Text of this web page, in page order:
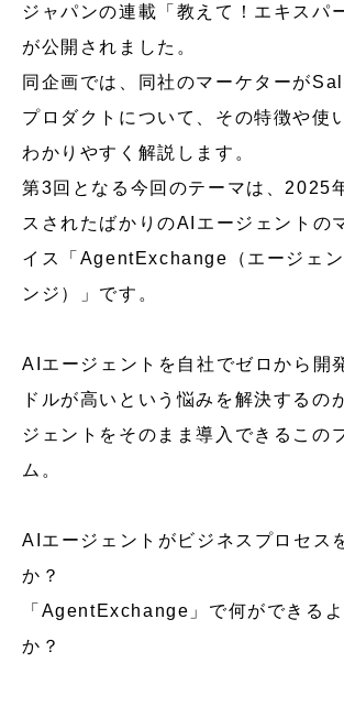
ジャパンの連載「教えて！エキスパ
が公開されました。
同企画では、同社のマーケターが
プロダクトについて、その特徴や使
わかりやすく解説します。
第3回となる今回のテーマは、2025
スされたばかりのAIエージェントの
イス「AgentExchange（エージェ
ンジ）」です。
AIエージェントを自社でゼロから開
ドルが高いという悩みを解決するの
ジェントをそのまま導入できるこの
ム。
AIエージェントがビジネスプロセス
か？
「AgentExchange」で何ができる
か？